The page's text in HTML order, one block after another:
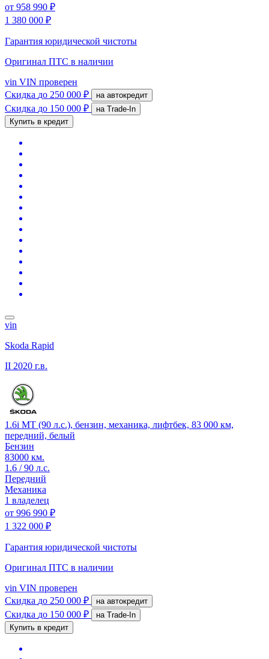
от 958 990 ₽
1 380 000 ₽
Гарантия юридической чистоты
Оригинал ПТС в наличии
vin VIN проверен
Скидка до 250 000 ₽ на автокредит
Скидка до 150 000 ₽
на Trade-In
Купить в кредит
vin
Skoda Rapid
II 2020 г.в.
1.6i MT (90 л.с.), бензин, механика, лифтбек, 83 000 км,
передний, белый
Бензин
83000 км.
1.6 / 90 л.с.
Передний
Механика
1 владелец
от 996 990 ₽
1 322 000 ₽
Гарантия юридической чистоты
Оригинал ПТС в наличии
vin VIN проверен
Скидка до 250 000 ₽ на автокредит
Скидка до 150 000 ₽
на Trade-In
Купить в кредит